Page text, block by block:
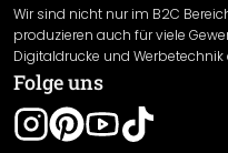
Widerrufsrecht
Datenschutzerklärung
Gewährleistung
Leistungserklärung /
Wir sind nicht nur im B2C
produzieren auch für viele
Digitaldrucke und
Folge uns